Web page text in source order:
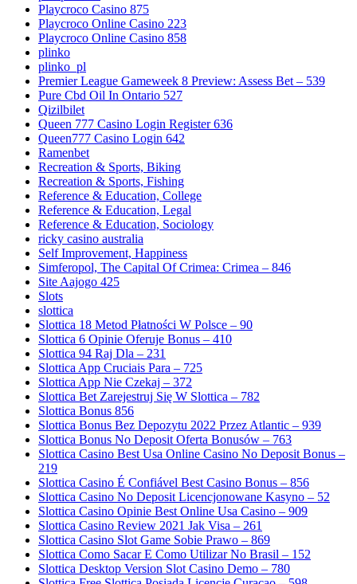
Playcroco Casino 875
Playcroco Online Casino 223
Playcroco Online Casino 858
plinko
plinko_pl
Premier League Gameweek 8 Preview: Assess Bet – 539
Pure Cbd Oil In Ontario 527
Qizilbilet
Queen 777 Casino Login Register 636
Queen777 Casino Login 642
Ramenbet
Recreation & Sports, Biking
Recreation & Sports, Fishing
Reference & Education, College
Reference & Education, Legal
Reference & Education, Sociology
ricky casino australia
Self Improvement, Happiness
Simferopol, The Capital Of Crimea: Crimea – 846
Site Aajogo 425
Slots
slottica
Slottica 18 Metod Płatności W Polsce – 90
Slottica 6 Opinie Oferuje Bonus – 410
Slottica 94 Raj Dla – 231
Slottica App Cruciais Para – 725
Slottica App Nie Czekaj – 372
Slottica Bet Zarejestruj Się W Slottica – 782
Slottica Bonus 856
Slottica Bonus Bez Depozytu 2022 Przez Atlantic – 939
Slottica Bonus No Deposit Oferta Bonusów – 763
Slottica Casino Best Usa Online Casino No Deposit Bonus –
219
Slottica Casino É Confiável Best Casino Bonus – 856
Slottica Casino No Deposit Licencjonowane Kasyno – 52
Slottica Casino Opinie Best Online Usa Casino – 909
Slottica Casino Review 2021 Jak Visa – 261
Slottica Casino Slot Game Sobie Prawo – 869
Slottica Como Sacar E Como Utilizar No Brasil – 152
Slottica Desktop Version Slot Casino Demo – 780